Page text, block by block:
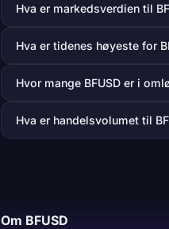
Hva er markedsverdien til
Hva er tidenes høyeste for
Hvor mange BFUSD er i
Hva er handelsvolumet til
Om BFUSD